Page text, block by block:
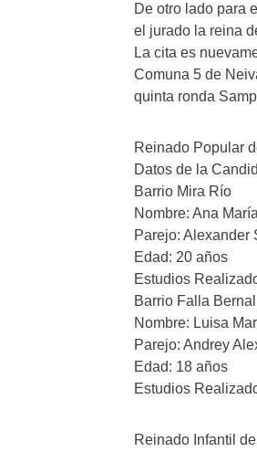
De otro lado para
el jurado la reina
La cita es
Comuna 5 de
quinta ronda
Reinado Popular
Datos de la
Barrio Mira Río
Nombre: Ana
Parejo: Alexander
Edad: 20 años
Estudios
Barrio Falla Bernal
Nombre: Luisa
Parejo: Andrey
Edad: 18 años
Estudios
Reinado Infantil